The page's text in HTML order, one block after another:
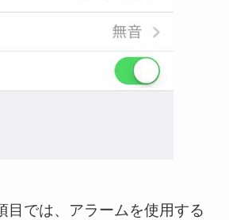
目では、アラームを使用する